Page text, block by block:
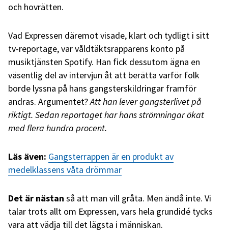
och hovrätten.
Vad Expressen däremot visade, klart och tydligt i sitt
tv-reportage, var våldtäktsrapparens konto på
musiktjänsten Spotify. Han fick dessutom ägna en
väsentlig del av intervjun åt att berätta varför folk
borde lyssna på hans gangsterskildringar framför
andras. Argumentet?Att han lever gangsterlivet på
riktigt. Sedan reportaget har hans strömningar ökat
med flera hundra procent.
Läs även: Gangsterrappen är en produkt av
medelklassens våta drömmar
Det är nästan så att man vill gråta. Men ändå inte. Vi
talar trots allt om Expressen, vars hela grundidé tycks
vara att vädja till det lägsta i människan.